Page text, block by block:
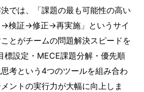
では、「課題の最も可能性の高い
→検証→修正→再実施」というサイ
とがチームの問題解決スピードを
標設定・MECE課題分解・優先順
考という4つのツールを組み合わ
ントの実行力が大幅に向上しま